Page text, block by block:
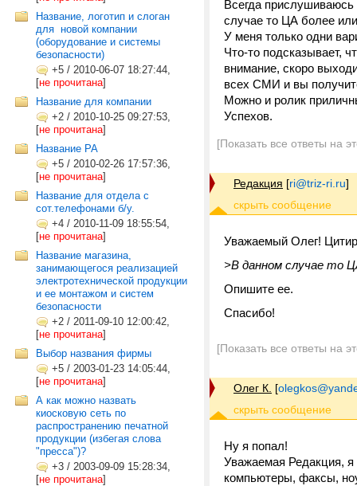
Название, логотип и слоган
для ­ новой компании
(оборудование и системы
безопасности)
+5 / 2010-06-07 18:27:44,
[не прочитана]
Название для компании
+2 / 2010-10-25 09:27:53,
[не прочитана]
Название РА
+5 / 2010-02-26 17:57:36,
[не прочитана]
Название для отдела с
сот.телефонами б/у.
+4 / 2010-11-09 18:55:54,
[не прочитана]
Название магазина,
занимающегося реализацией
электротехнической продукции
и ее монтажом и систем
безопасности
+2 / 2011-09-10 12:00:42,
[не прочитана]
Выбор названия фирмы
+5 / 2003-01-23 14:05:44,
[не прочитана]
А как можно назвать
киосковую сеть по
распространению печатной
продукции (избегая слова
"пресса")?
+3 / 2003-09-09 15:28:34,
[не прочитана]
Всегда
случае то ЦА более
У меня только одни
Что-то подсказывает,
внимание, скоро
всех СМИ и вы
Можно и ролик
Успехов.
[Показать все ответы на
Редакция [ri@triz-ri.ru]
Уважаемый Олег!
>В данном случае то
Опишите ее.
Спасибо!
[Показать все ответы на
Олег К. [
Ну я попал!
Уважаемая Редакция, я
компьютеры, факсы,